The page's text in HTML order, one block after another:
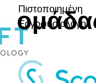
Πιστοποιημένη
Εργοφυσιολόγος